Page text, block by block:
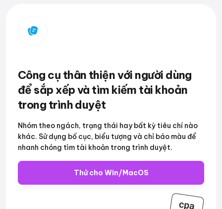
Công cụ thân thiện với người dùng
để sắp xếp và tìm kiếm tài khoản
trong trình duyệt
Nhóm theo ngách, trạng thái hay bất kỳ tiêu chí nào
khác. Sử dụng bố cục, biểu tượng và chỉ báo màu để
nhanh chóng tìm tài khoản trong trình duyệt.
Thử cho Win/MacOS